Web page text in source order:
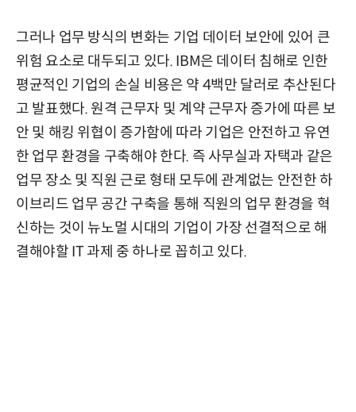
그러나 업무 방식의 변화는 기업 데이터 보안에 있어 큰
위험 요소로 대두되고 있다. IBM은 데이터 침해로 인한
평균적인 기업의 손실 비용은 약 4백만 달러로 추산된다
고 발표했다. 원격 근무자 및 계약 근무자 증가에 따른 보
안 및 해킹 위협이 증가함에 따라 기업은 안전하고 유연
한 업무 환경을 구축해야 한다. 즉 사무실과 자택과 같은
업무 장소 및 직원 근로 형태 모두에 관계없는 안전한 하
이브리드 업무 공간 구축을 통해 직원의 업무 환경을 혁
신하는 것이 뉴노멀 시대의 기업이 가장 선결적으로 해
결해야할 IT 과제 중 하나로 꼽히고 있다.